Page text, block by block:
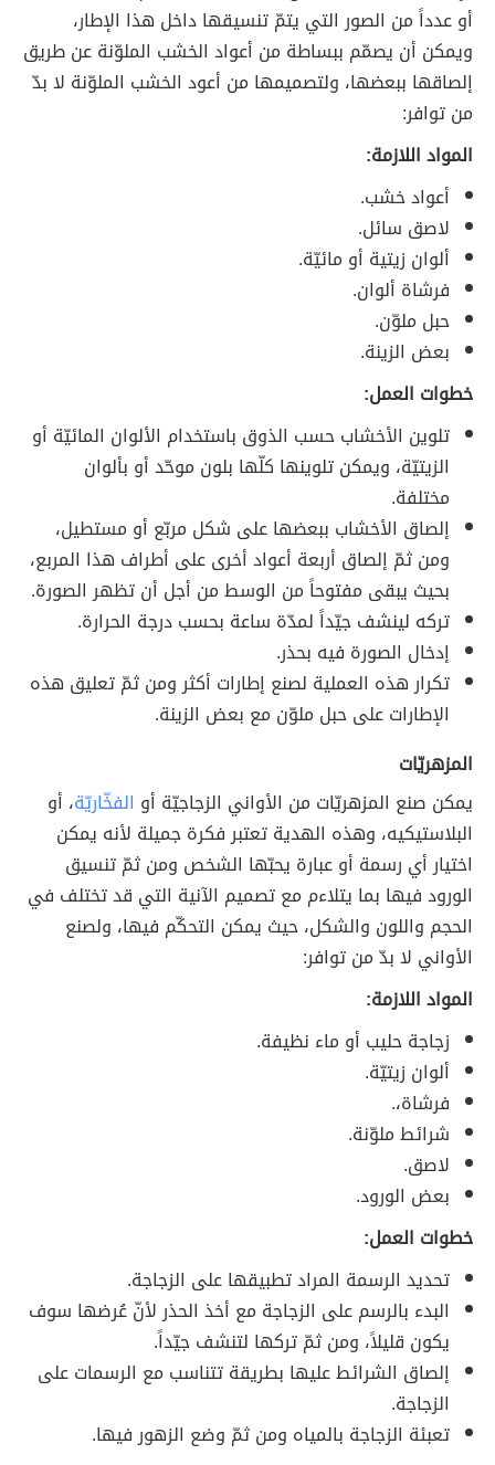
أو عدداً من الصور التي يتمّ تنسيقها داخل هذا الإطار،
ويمكن أن يصمّم ببساطة من أعواد الخشب الملوّنة عن طريق
إلصاقها ببعضها، ولتصميمها من أعود الخشب الملوّنة لا بدّ
من توافر:
المواد اللازمة:
أعواد خشب.
لاصق سائل.
ألوان زيتية أو مائيّة.
فرشاة ألوان.
حبل ملوّن.
بعض الزينة.
خطوات العمل:
تلوين الأخشاب حسب الذوق باستخدام الألوان المائيّة أو
الزيتيّة، ويمكن تلوينها كلّها بلون موحّد أو بألوان
مختلفة.
إلصاق الأخشاب ببعضها على شكل مربّع أو مستطيل،
ومن ثمّ إلصاق أربعة أعواد أخرى على أطراف هذا المربع،
بحيث يبقى مفتوحاً من الوسط من أجل أن تظهر الصورة.
تركه لينشف جيّداً لمدّة ساعة بحسب درجة الحرارة.
إدخال الصورة فيه بحذر.
تكرار هذه العملية لصنع إطارات أكثر ومن ثمّ تعليق هذه
الإطارات على حبل ملوّن مع بعض الزينة.
المزهريّات
يمكن صنع المزهريّات من الأواني الزجاجيّة أو الفخّاريّة، أو
البلاستيكيه، وهذه الهدية تعتبر فكرة جميلة لأنه يمكن
اختيار أي رسمة أو عبارة يحبّها الشخص ومن ثمّ تنسيق
الورود فيها بما يتلاءم مع تصميم الآنية التي قد تختلف في
الحجم واللون والشكل، حيث يمكن التحكّم فيها، ولصنع
الأواني لا بدّ من توافر:
المواد اللازمة:
زجاجة حليب أو ماء نظيفة.
ألوان زيتيّة.
فرشاة،.
شرائط ملوّنة.
لاصق.
بعض الورود.
خطوات العمل:
تحديد الرسمة المراد تطبيقها على الزجاجة.
البدء بالرسم على الزجاجة مع أخذ الحذر لأنّ عُرضها سوف
يكون قليلاً، ومن ثمّ تركها لتنشف جيّداً.
إلصاق الشرائط عليها بطريقة تتناسب مع الرسمات على
الزجاجة.
تعبئة الزجاجة بالمياه ومن ثمّ وضع الزهور فيها.